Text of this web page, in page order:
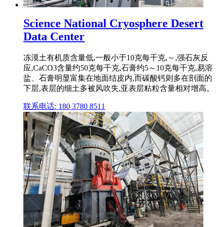
Science National Cryosphere Desert
Data Center
冻漠土有机质含量低,一般小于10克每千克,～,强石灰反
应,CaCO3含量约50克每千克,石膏约5～10克每千克,易溶
盐、石膏明显富集在地面结皮内,而碳酸钙则多在剖面的
下层,表层的细土多被风吹失,亚表层粘粒含量相对增高。
联系电话: 180 3780 8511